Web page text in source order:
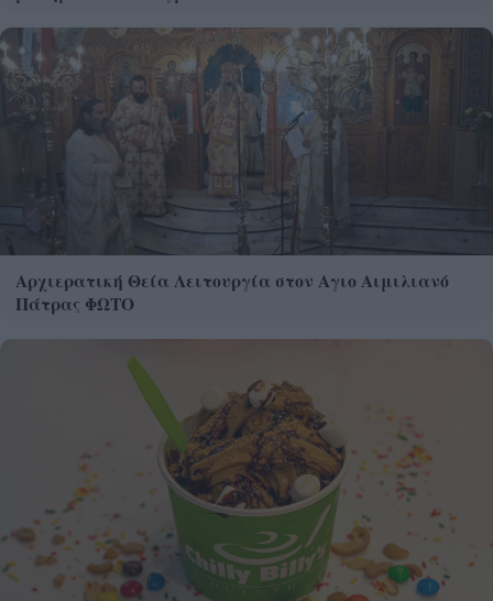
Αρχιερατική Θεία Λειτουργία στον Αγιο Αιμιλιανό
Πάτρας ΦΩΤΟ